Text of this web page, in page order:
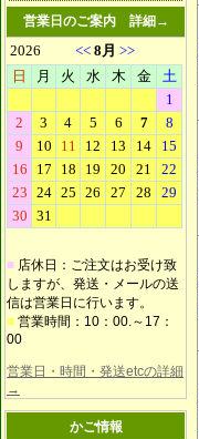
営業日のご案内 詳細→
■ 店休日：ご注文はお受け致
しますが、発送・メールの送
信は営業日に行います。
■ 営業時間：10：00.～17：
00
営業日・時間・発送etcの詳細
→
かご情報